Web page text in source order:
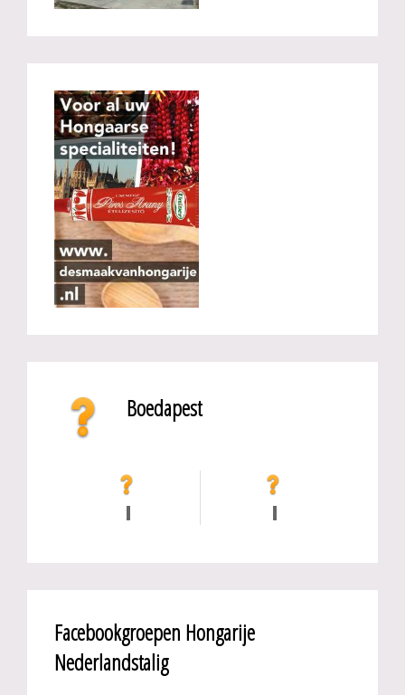
Boedapest
Facebookgroepen Hongarije
Nederlandstalig